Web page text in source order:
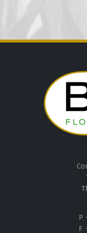
P.
F.